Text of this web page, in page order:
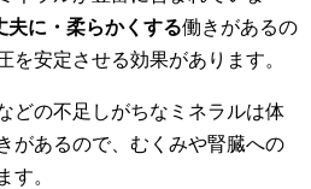
夫に・柔らかくする働きがあるの
を安定させる効果があります。
どの不足しがちなミネラルは体
があるので、むくみや腎臓への
す。